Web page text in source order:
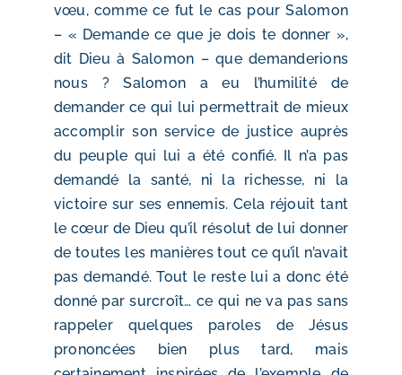
vœu, comme ce fut le cas pour Salomon
– « Demande ce que je dois te donner »,
dit Dieu à Salomon – que demanderions
nous ? Salomon a eu l’humilité de
demander ce qui lui permettrait de mieux
accomplir son service de justice auprès
du peuple qui lui a été confié. Il n’a pas
demandé la santé, ni la richesse, ni la
victoire sur ses ennemis. Cela réjouit tant
le cœur de Dieu qu’il résolut de lui donner
de toutes les manières tout ce qu’il n’avait
pas demandé. Tout le reste lui a donc été
donné par surcroît… ce qui ne va pas sans
rappeler quelques paroles de Jésus
prononcées bien plus tard, mais